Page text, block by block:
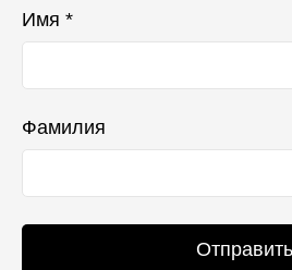
Имя *
Фамилия
Отправить